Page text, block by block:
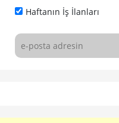
Haftanın İş İlanları